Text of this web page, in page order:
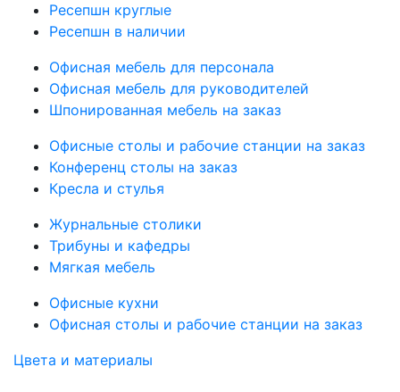
Ресепшн круглые
Ресепшн в наличии
Офисная мебель для персонала
Офисная мебель для руководителей
Шпонированная мебель на заказ
Офисные столы и рабочие станции на заказ
Конференц столы на заказ
Кресла и стулья
Журнальные столики
Трибуны и кафедры
Мягкая мебель
Офисные кухни
Офисная столы и рабочие станции на заказ
Цвета и материалы